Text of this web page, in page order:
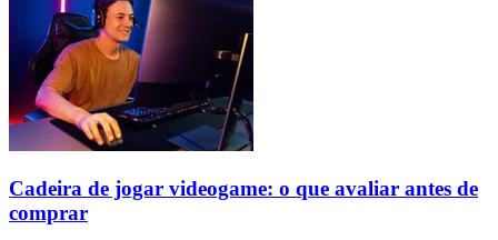
Cadeira de jogar videogame: o que avaliar antes de
comprar